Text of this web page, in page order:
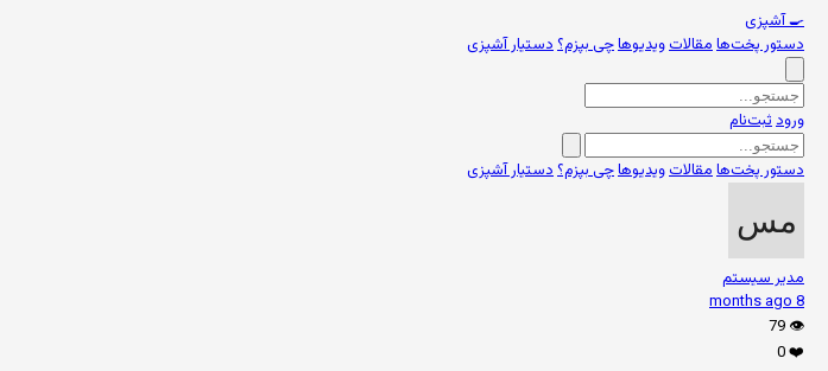
🍳آشپزی
دستور پخت‌هامقالاتویدیوهاچی بپزم؟دستیار آشپزی
ورودثبت‌نام
دستور پخت‌هامقالاتویدیوهاچی بپزم؟دستیار آشپزی
مدیر سیستم
8 months ago
👁️
79
❤️
0